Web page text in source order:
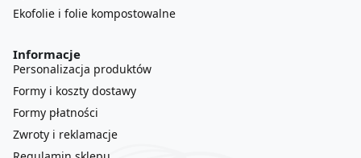
Ekofolie i folie kompostowalne
Informacje
Personalizacja produktów
Formy i koszty dostawy
Formy płatności
Zwroty i reklamacje